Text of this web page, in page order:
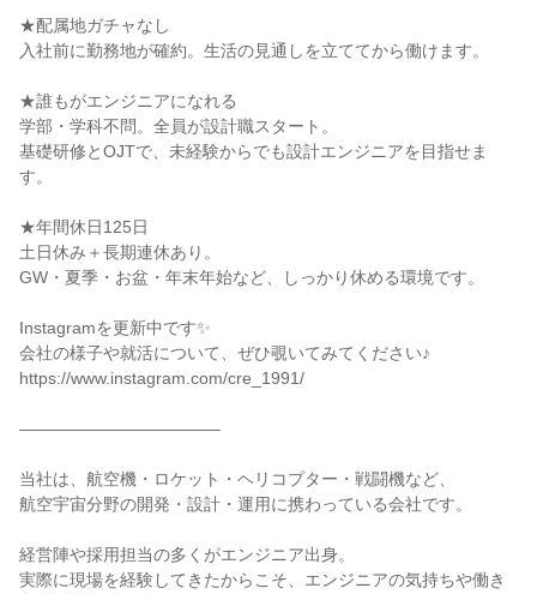
★配属地ガチャなし
入社前に勤務地が確約。生活の見通しを立ててから働けます。
★誰もがエンジニアになれる
学部・学科不問。全員が設計職スタート。
基礎研修とOJTで、未経験からでも設計エンジニアを目指せま
す。
★年間休日125日
土日休み＋長期連休あり。
GW・夏季・お盆・年末年始など、しっかり休める環境です。
Instagramを更新中です✨
会社の様子や就活について、ぜひ覗いてみてください♪
https://www.instagram.com/cre_1991/
――――――――――――
当社は、航空機・ロケット・ヘリコプター・戦闘機など、
航空宇宙分野の開発・設計・運用に携わっている会社です。
経営陣や採用担当の多くがエンジニア出身。
実際に現場を経験してきたからこそ、エンジニアの気持ちや働き